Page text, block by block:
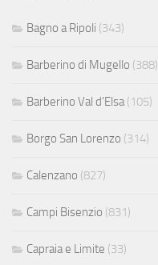
Bagno a Ripoli (343)
Barberino di Mugello (388)
Barberino Val d'Elsa(105)
Borgo San Lorenzo (314)
Calenzano (827)
Campi Bisenzio (831)
Capraia e Limite (33)